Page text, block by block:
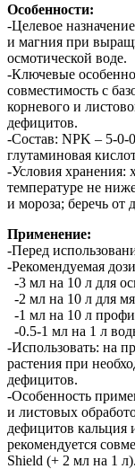
Особенности:
-Целевое
и магния при
осмотической воде.
-Ключевые
совместимость с
корневого и
дефицитов.
-Состав: NPK – 5-0-
глутаминовая
-Условия хранения:
температуре не
и мороза; беречь от
Применение:
-Перед
-Рекомендуемая
-3 мл на 10 л для
-2 мл на 10 л для
-1 мл на 10 л
-0.5-1 мл на 1 л
-Использовать: на
растения при
дефицитов.
-Особенность
и листовых
дефицитов кальция
рекомендуется
Shield (+ 2 мл на 1 л).